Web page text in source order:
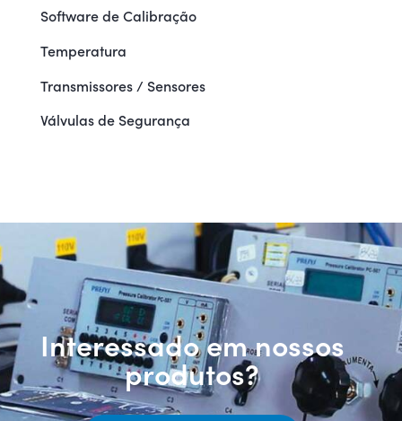
Software de Calibração
Temperatura
Transmissores / Sensores
Válvulas de Segurança
Interessado em nossos
produtos?